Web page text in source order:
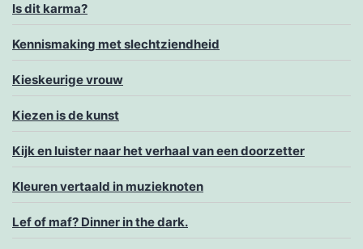
Is dit karma?
Kennismaking met slechtziendheid
Kieskeurige vrouw
Kiezen is de kunst
Kijk en luister naar het verhaal van een doorzetter
Kleuren vertaald in muzieknoten
Lef of maf? Dinner in the dark.